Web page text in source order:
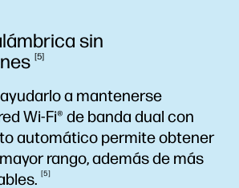
sin
5
a mantenerse
Wi-Fi® de banda dual con
automático permite obtener
rango, además de más
5